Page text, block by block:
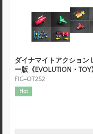
ダイナマイトアクション
ー版《EVOLUTION・TOY
FIG-OT252
Hot